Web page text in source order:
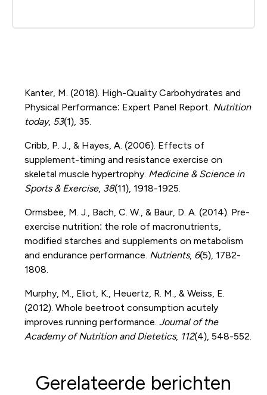
Kanter, M. (2018). High-Quality Carbohydrates and
Physical Performance: Expert Panel Report. Nutrition
today, 53(1), 35.
Cribb, P. J., & Hayes, A. (2006). Effects of
supplement-timing and resistance exercise on
skeletal muscle hypertrophy. Medicine & Science in
Sports & Exercise, 38(11), 1918-1925.
Ormsbee, M. J., Bach, C. W., & Baur, D. A. (2014). Pre-
exercise nutrition: the role of macronutrients,
modified starches and supplements on metabolism
and endurance performance. Nutrients, 6(5), 1782-
1808.
Murphy, M., Eliot, K., Heuertz, R. M., & Weiss, E.
(2012). Whole beetroot consumption acutely
improves running performance. Journal of the
Academy of Nutrition and Dietetics, 112(4), 548-552.
Gerelateerde berichten